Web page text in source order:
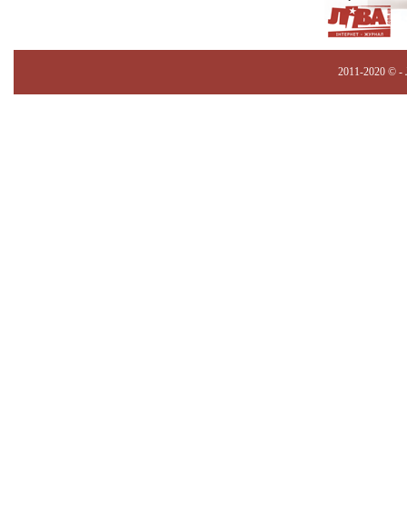
2011-2020 © -